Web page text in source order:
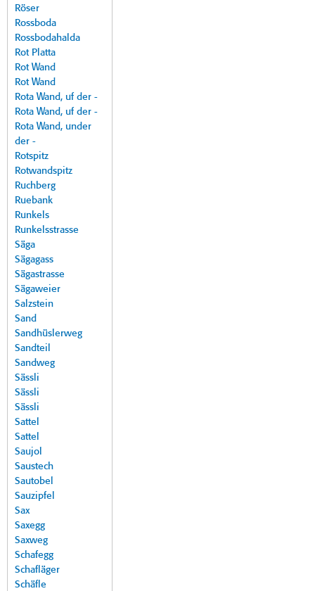
Röser
Rossboda
Rossbodahalda
Rot Platta
Rot Wand
Rot Wand
Rota Wand, uf der -
Rota Wand, uf der -
Rota Wand, under
der -
Rotspitz
Rotwandspitz
Ruchberg
Ruebank
Runkels
Runkelsstrasse
Säga
Sägagass
Sägastrasse
Sägaweier
Salzstein
Sand
Sandhüslerweg
Sandteil
Sandweg
Sässli
Sässli
Sässli
Sattel
Sattel
Saujol
Saustech
Sautobel
Sauzipfel
Sax
Saxegg
Saxweg
Schafegg
Schafläger
Schäfle